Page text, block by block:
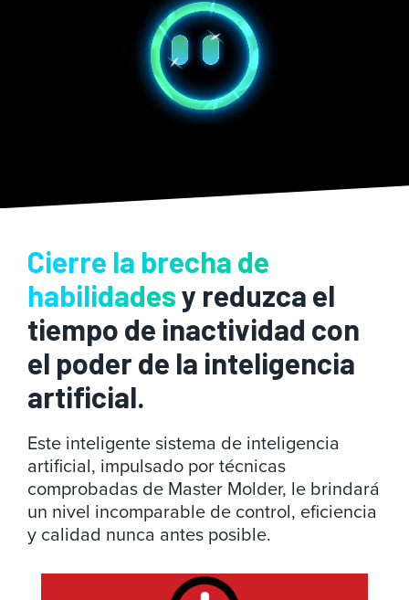
Cierre la brecha de
habilidadesy reduzca el
tiempo de inactividad con
el poder de la inteligencia
artificial.
Este inteligente sistema de inteligencia
artificial, impulsado por técnicas
comprobadas de Master Molder, le brindará
un nivel incomparable de control, eficiencia
y calidad nunca antes posible.